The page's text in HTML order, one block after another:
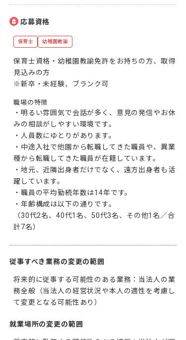
応募資格
保育士 幼稚園教諭
保育士資格・幼稚園教諭免許をお持ちの方、取得
見込みの方
※新卒・未経験、ブランク可
職場の特徴
・明るい雰囲気で会話が多く、意見の発信やお休
みの相談がしやすい環境です。
・人員数にゆとりがあります。
・中途入社で他園から転職してきた職員や、異業
種から転職してきた職員が在籍しています。
・地元、近隣出身者だけでなく、遠方出身者も活
躍しています。
・職員の平均勤続年数は14年です。
・年齢構成は以下の通りです。
（30代2名、40代1名、50代3名、その他1名／合
計7名）
従事すべき業務の変更の範囲
将来的に従事する可能性のある業務：当法人の業
務全般（当法人の経営状況や本人の適性を考慮し
て変更となる可能性あり）
就業場所の変更の範囲